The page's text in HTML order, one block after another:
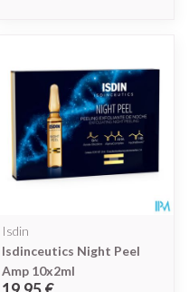
Isdin
Isdinceutics Night Peel
Amp 10x2ml